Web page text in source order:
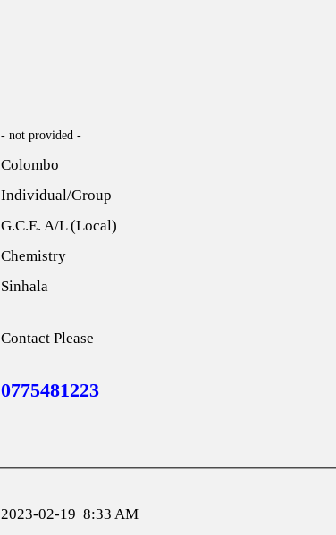
- not provided -
Colombo
Individual/Group
G.C.E. A/L (Local)
Chemistry
Sinhala
Contact Please
0775481223
2023-02-19 8:33 AM